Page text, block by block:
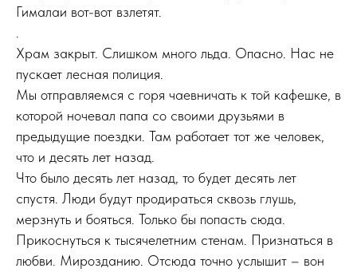
Гималаи вот-вот взлетят.
Храм закрыт. Слишком много льда. Опасно. Нас не
пускает лесная полиция.
Мы отправляемся с горя чаевничать к той кафешке, в
которой ночевал папа со своими друзьями в
предыдущие поездки. Там работает тот же человек,
что и десять лет назад.
Что было десять лет назад, то будет десять лет
спустя. Люди будут продираться сквозь глушь,
мерзнуть и бояться. Только бы попасть сюда.
Прикоснуться к тысячелетним стенам. Признаться в
любви. Мирозданию. Отсюда точно услышит – вон